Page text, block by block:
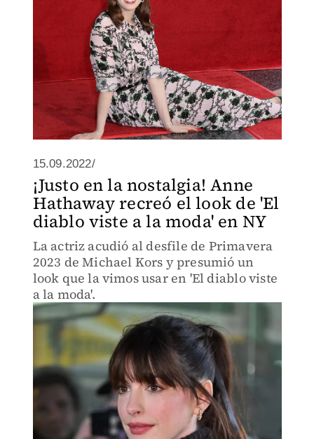
15.09.2022/
¡Justo en la nostalgia! Anne
Hathaway recreó el look de 'El
diablo viste a la moda' en NY
La actriz acudió al desfile de Primavera
2023 de Michael Kors y presumió un
look que la vimos usar en 'El diablo viste
a la moda'.